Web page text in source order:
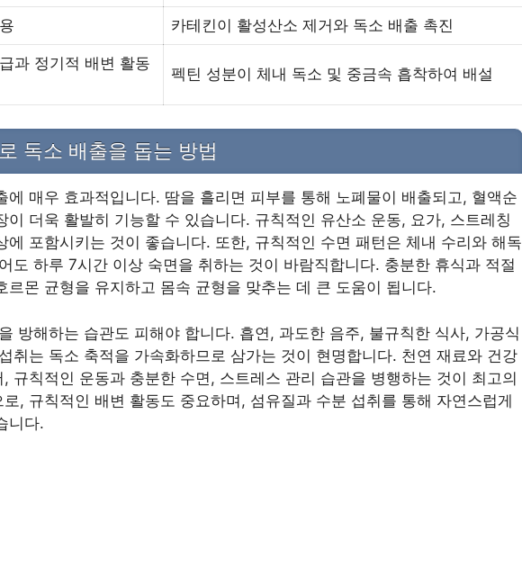
카테킨이 활성산소 제거와 독소 배출 촉진
과 정기적 배변 활동
펙틴 성분이 체내 독소 및 중금속 흡착하여 배설
독소 배출을 돕는 방법
에 매우 효과적입니다. 땀을 흘리면 피부를 통해 노폐물이 배출되고, 혈액순
이 더욱 활발히 기능할 수 있습니다. 규칙적인 유산소 운동, 요가, 스트레칭
에 포함시키는 것이 좋습니다. 또한, 규칙적인 수면 패턴은 체내 수리와 해독
도 하루 7시간 이상 숙면을 취하는 것이 바람직합니다. 충분한 휴식과 적절
르몬 균형을 유지하고 몸속 균형을 맞추는 데 큰 도움이 됩니다.
방해하는 습관도 피해야 합니다. 흡연, 과도한 음주, 불규칙한 식사, 가공식
취는 독소 축적을 가속화하므로 삼가는 것이 현명합니다. 천연 재료와 건강
규칙적인 운동과 충분한 수면, 스트레스 관리 습관을 병행하는 것이 최고의
, 규칙적인 배변 활동도 중요하며, 섬유질과 수분 섭취를 통해 자연스럽게
니다.